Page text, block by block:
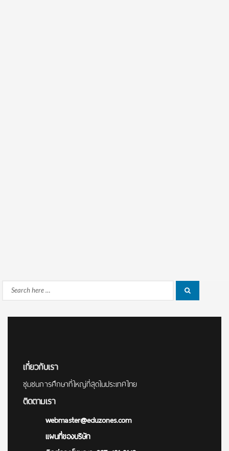
Search
เกี่ยวกับเรา
ชุมชนการศึกษาที่ใหญ่ที่สุดในประเทศไทย
ติดตามเรา
webmaster@eduzones.com
แผนที่ของบริษัท